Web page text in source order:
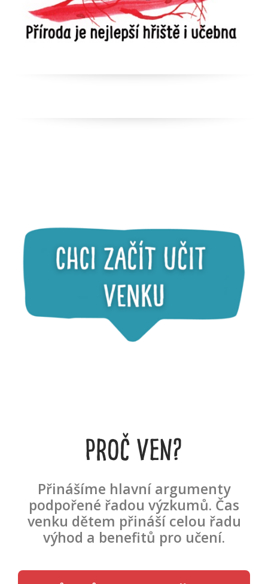
PROČ VEN?
Přinášíme hlavní argumenty
podpořené řadou výzkumů. Čas
venku dětem přináší celou řadu
výhod a benefitů pro učení.